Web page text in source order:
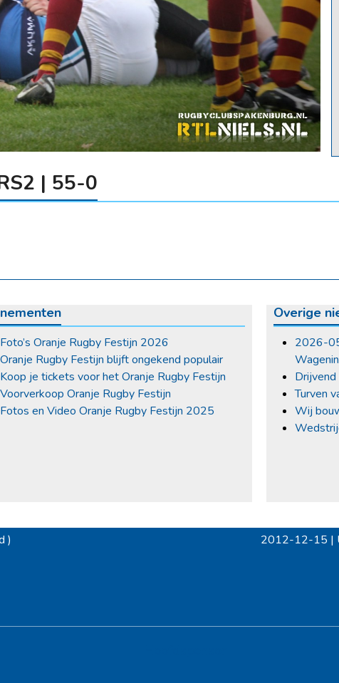
| 55-0
Foto’s Oranje Rugby Festijn 2026
Oranje Rugby Festijn blijft ongekend populair
Koop je tickets voor het Oranje Rugby Festijn
Voorverkoop Oranje Rugby Festijn
Fotos en Video Oranje Rugby Festijn 2025
Overige
2026-
Turven
Wij
)
next
2012-12-15 |